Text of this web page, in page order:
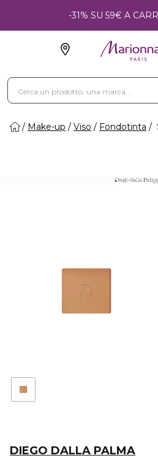
-31% SU 59€ A
Make-up Viso Fondotinta
DIEGO DALLA PALMA